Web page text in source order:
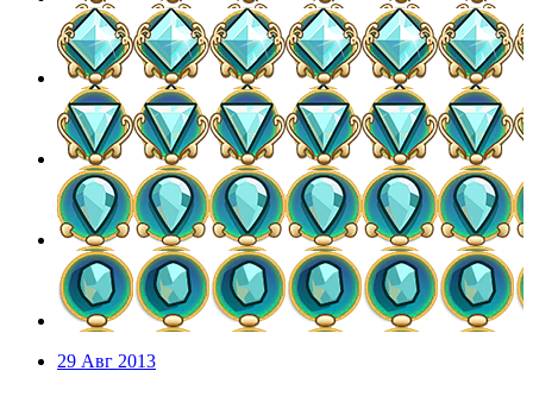
29 Авг 2013